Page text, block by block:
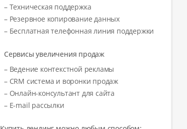
– Техническая поддержка
– Резервное копирование данных
– Бесплатная телефонная линия поддержки
Сервисы увеличения продаж
– Ведение контекстной рекламы
– CRM система и воронки продаж
– Онлайн-консультант для сайта
– E-mail рассылки